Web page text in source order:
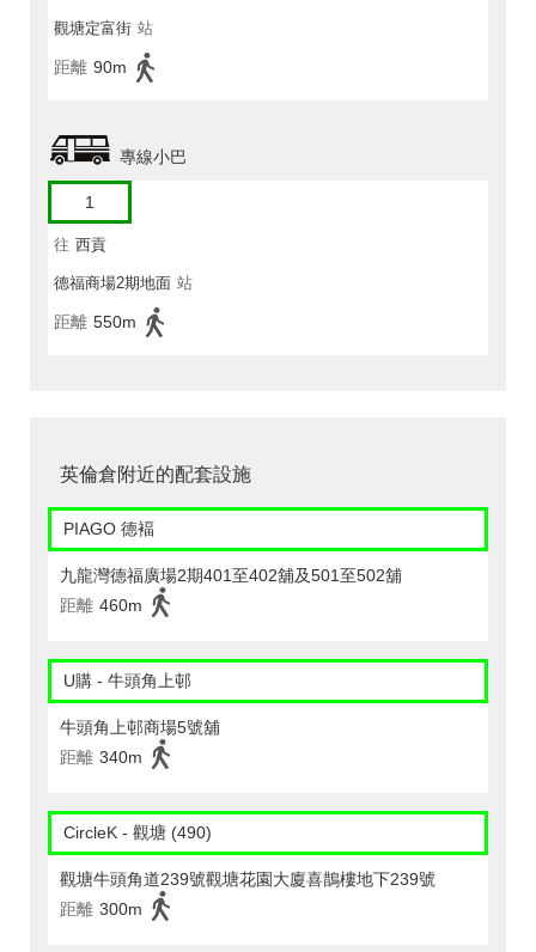
觀塘定富街 站
距離 90m
專線小巴
1
往 西貢
德福商場2期地面 站
距離 550m
英倫倉附近的配套設施
PIAGO 德褔
九龍灣德福廣場2期401至402舖及501至502舖
距離 460m
U購 - 牛頭角上邨
牛頭角上邨商場5號舖
距離 340m
CircleK - 觀塘 (490)
觀塘牛頭角道239號觀塘花園大廈喜鵲樓地下239號
距離 300m